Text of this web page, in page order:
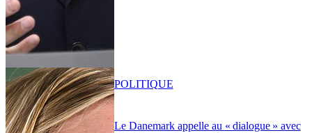
Le Danemark appelle au « dialogue » avec
POLITIQUE